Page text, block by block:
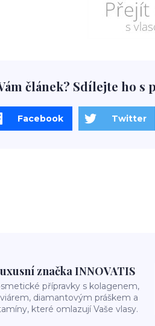
článek? Sdílejte ho s
Facebook Twitter
značka INNOVATIS
přípravky s kolagenem,
diamantovým práškem a
které omlazují Vaše vlasy.